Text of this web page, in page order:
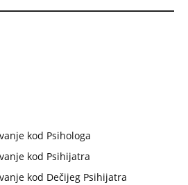
kod Psihologa
kod Psihijatra
kod Dečijeg Psihijatra